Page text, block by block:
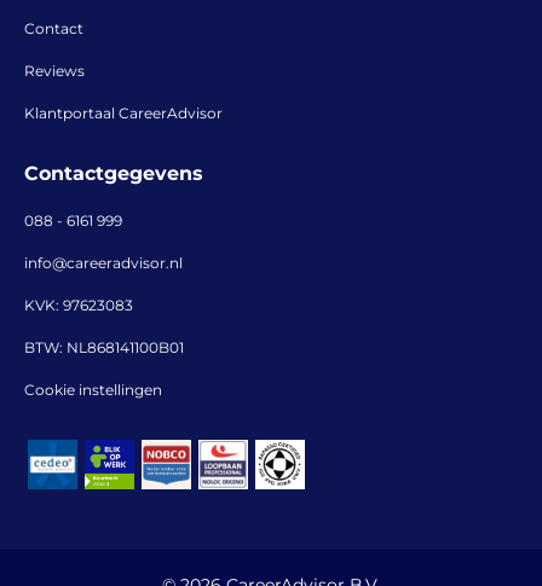
Contact
Reviews
Klantportaal CareerAdvisor
Contactgegevens
088 - 6161 999
info@careeradvisor.nl
KVK: 97623083
BTW: NL868141100B01
Cookie instellingen